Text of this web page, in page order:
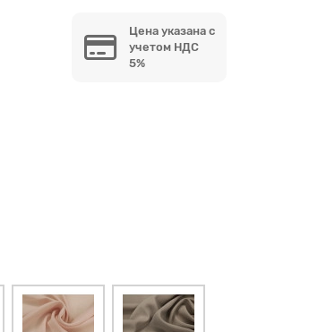
Цена указана с
учетом НДС
5%